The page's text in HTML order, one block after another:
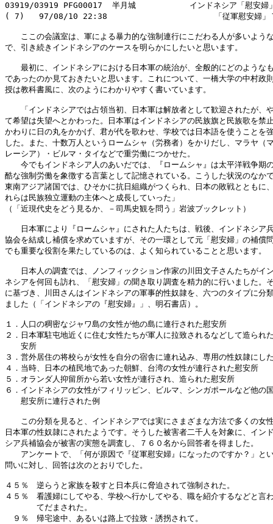
03919/03919 PFG00017  半月城           インドネシア「慰安婦
( 7)   97/08/10 22:38                      「従軍慰安婦」
ここの会議室は、軍による暴力的な強制連行にこだわる人が多いよう
で、引き続きインドネシアのケースを明らかにしたいと思います。
最初に、インドネシアにおける日本軍の統治が、全般的にどのような
であったのか見ておきたいと思います。これについて、一橋大学の中村政
授は教科書風に、次のようにわかりやすく書いています。
「インドネシアでは占領当初、日本軍は解放者として歓迎されたが、
て希望は失望へとかわった。日本軍はインドネシアの民族旗と民族歌を禁
かわりに日の丸をかかげ、君が代を歌わせ、学校では日本語を使うことを
した。また、十数万人というロームシャ（労務者）をかりだし、マラヤ（
レーシア）・ビルマ・タイなどで重労働につかせた。
今でもインドネシア人のあいだでは、『ロームシャ』は太平洋戦争期
酷な強制労働を象徴する言葉として記憶されている。こうした状況のなか
東南アジア諸国では、ひそかに抗日組織がつくられ、日本の敗戦とともに
れらは民族独立運動の主体へと成長していった」
（「近現代史をどう見るか、－司馬史観を問う」岩波ブックレット）
日本軍により『ロームシャ』にされた人たちは、戦後、インドネシア
協会を結成し補償を求めていますが、その一環として元「慰安婦」の補償
でも重要な役割を果たしているのは、よく知られていることと思います。
日本人の調査では、ノンフィックション作家の川田文子さんたちがイ
ネシアを何回も訪れ、「慰安婦」の聞き取り調査を精力的に行いました。
に基づき、川田さんはインドネシアの軍事的性奴隷を、六つのタイプに分
ました（「インドネシアの『慰安婦』」、明石書店）。
１．人口の稠密なジャワ島の女性が他の島に連行された慰安所
２．日本軍駐屯地近くに住む女性たちが軍人に拉致されるなどして造られ
安所
３．営外居住の将校らが女性を自分の宿舎に連れ込み、専用の性奴隷にし
４．当時、日本の植民地であった朝鮮、台湾の女性が連行された慰安所
５．オランダ人抑留所から若い女性が連行され、造られた慰安所
６．インドネシアの女性がフィリッピン、ビルマ、シンガポールなど他の
慰安所に連行された例
この分類を見ると、インドネシアでは実にさまざまな方法で多くの女
日本軍の性奴隷にされたようです。そうした被害者二千人を対象に、イン
シア兵補協会が被害の実態を調査し、７６０名から回答者を得ました。
アンケートで、「何が原因で『従軍慰安婦』になったのですか？」と
問いに対し、回答は次のとおりでした。
４５％　逆らうと家族を殺すと日本兵に脅迫されて強制された。
４５％　看護婦にしてやる、学校へ行かしてやる、職を紹介するなどと言
てだまされた。
９％　帰宅途中、あるいは路上で拉致・誘拐されて。